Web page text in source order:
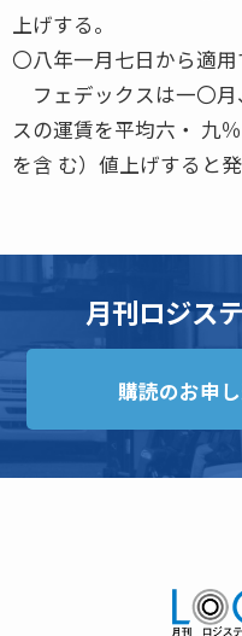
上げする。
〇八年一月七日から適用
フェデックスは一〇
スの運賃を平均六・ 九
を含 む）値上げすると発
月刊ロジス
購読のお申